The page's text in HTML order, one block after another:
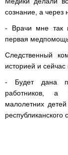
сознание, а через
- Врачи мне так
первая
Следственный
историей и сейчас
- Будет дана
работников, а
малолетних
республиканского